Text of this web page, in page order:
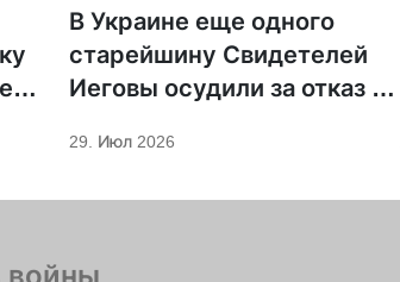
В Украине еще одного
старейшину Свидетелей
Иеговы осудили за отказ от
29. Июл 2026